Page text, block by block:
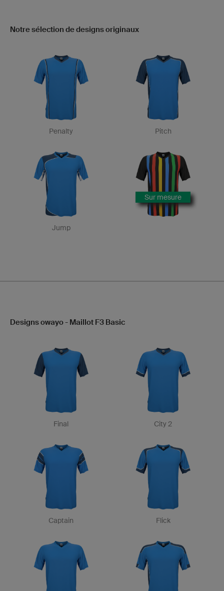
Notre sélection de designs originaux
Penalty Pitch
Jump
Sur mesure
Designs owayo - Maillot F3 Basic
Final City 2
Captain Flick